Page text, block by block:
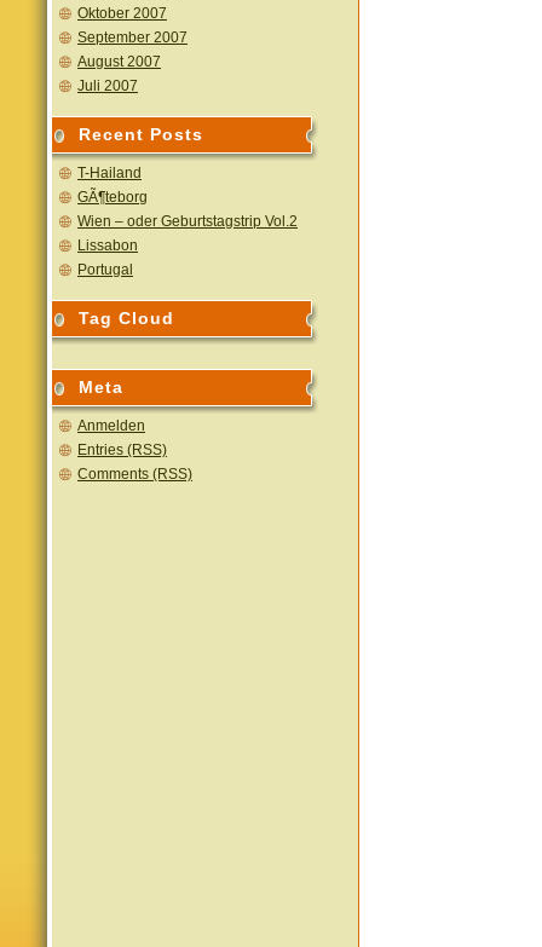
Oktober 2007
September 2007
August 2007
Juli 2007
Recent Posts
T-Hailand
GÃ¶teborg
Wien – oder Geburtstagstrip Vol.2
Lissabon
Portugal
Tag Cloud
Meta
Anmelden
Entries (RSS)
Comments (RSS)